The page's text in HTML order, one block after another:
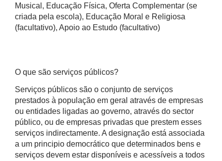
Musical, Educação Física, Oferta Complementar (se
criada pela escola), Educação Moral e Religiosa
(facultativo), Apoio ao Estudo (facultativo)
O que são serviços públicos?
Serviços públicos são o conjunto de serviços
prestados à população em geral através de empresas
ou entidades ligadas ao governo, através do sector
público, ou de empresas privadas que prestem esses
serviços indirectamente. A designação está associada
a um principio democrático que determinados bens e
serviços devem estar disponíveis e acessíveis a todos